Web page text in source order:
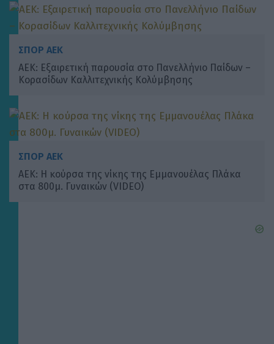
ΣΠΟΡ ΑΕΚ
ΑΕΚ: Εξαιρετική παρουσία στο Πανελλήνιο Παίδων –
Κορασίδων Καλλιτεχνικής Κολύμβησης
ΣΠΟΡ ΑΕΚ
ΑΕΚ: Η κούρσα της νίκης της Εμμανουέλας Πλάκα
στα 800μ. Γυναικών (VIDEO)